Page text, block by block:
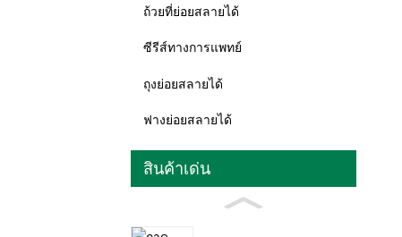
ถ้วยที่ย่อยสลายได้
ซีรีส์ทางการแพทย์
ถุงย่อยสลายได้
ฟางย่อยสลายได้
สินค้าเด่น